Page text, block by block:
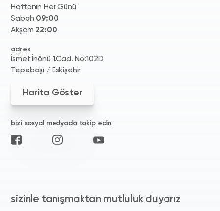
Haftanın Her Günü
Sabah 09:00
Akşam 22:00
adres
İsmet İnönü 1.Cad. No:102D
Tepebaşı / Eskişehir
Harita Göster
bizi sosyal medyada takip edin
sizinle tanışmaktan mutluluk duyarız